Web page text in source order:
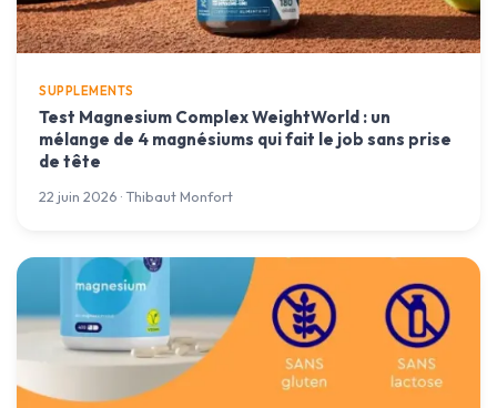
SUPPLEMENTS
Test Magnesium Complex WeightWorld : un
mélange de 4 magnésiums qui fait le job sans prise
de tête
22 juin 2026 · Thibaut Monfort